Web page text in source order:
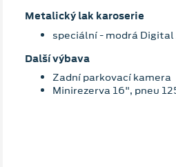
Metalický lak karoserie
speciální - modrá Digital
Další výbava
Zadní parkovací kamera
Minirezerva 16", pneu